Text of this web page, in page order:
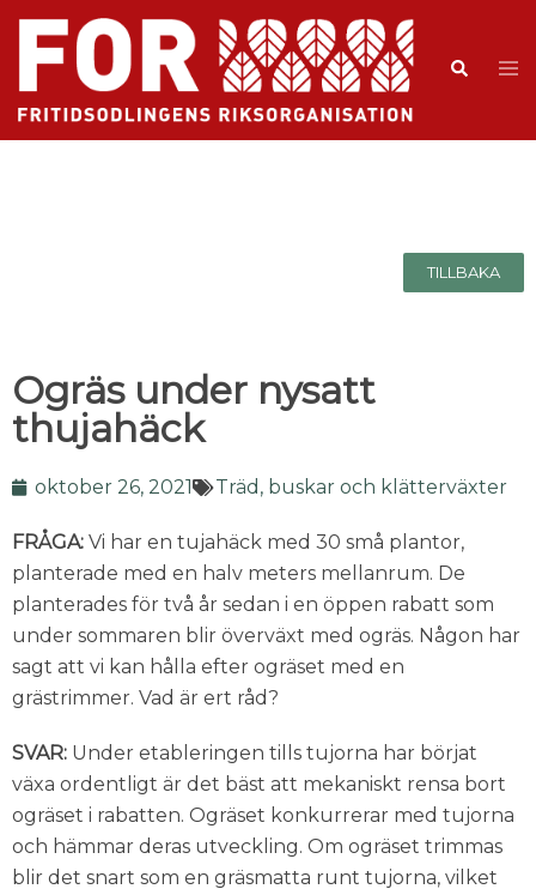
TILLBAKA
Ogräs under nysatt
thujahäck
oktober 26, 2021 Träd, buskar och klätterväxter
FRÅGA: Vi har en tujahäck med 30 små plantor,
planterade med en halv meters mellanrum. De
planterades för två år sedan i en öppen rabatt som
under sommaren blir överväxt med ogräs. Någon har
sagt att vi kan hålla efter ogräset med en
grästrimmer. Vad är ert råd?
SVAR: Under etableringen tills tujorna har börjat
växa ordentligt är det bäst att mekaniskt rensa bort
ogräset i rabatten. Ogräset konkurrerar med tujorna
och hämmar deras utveckling. Om ogräset trimmas
blir det snart som en gräsmatta runt tujorna, vilket